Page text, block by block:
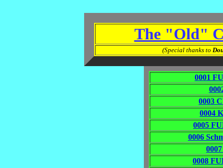
The "Old"
(Special thanks to
0001
0003
0004
0005
0006
0008